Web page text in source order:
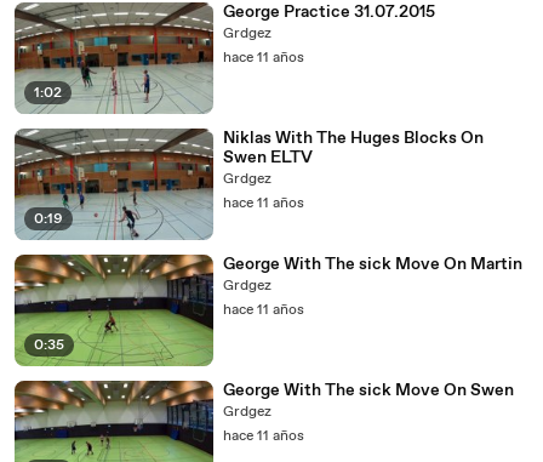
1:02
George Practice 31.07.2015
Grdgez
hace 11 años
0:19
Niklas With The Huges Blocks On
Swen ELTV
Grdgez
hace 11 años
0:35
George With The sick Move On Martin
Grdgez
hace 11 años
George With The sick Move On Swen
Grdgez
hace 11 años